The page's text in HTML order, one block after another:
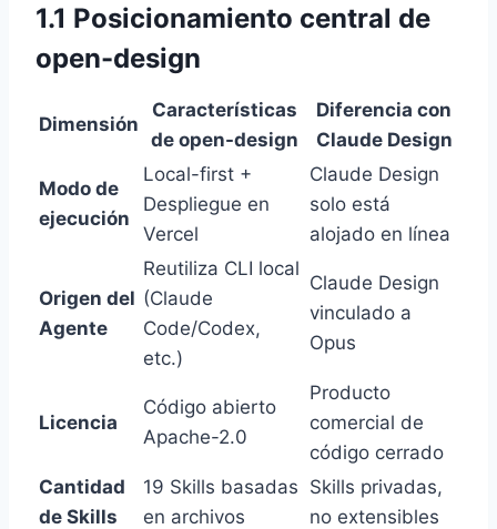
1.1 Posicionamiento central de
open-design
Dimensión
Características
de open-design
Diferencia con
Claude Design
Modo de
ejecución
Local-first +
Despliegue en
Vercel
Claude Design
solo está
alojado en línea
Origen del
Agente
Reutiliza CLI local
(Claude
Code/Codex,
etc.)
Claude Design
vinculado a
Opus
Licencia
Código abierto
Apache-2.0
Producto
comercial de
código cerrado
Cantidad
de Skills
19 Skills basadas
en archivos
Skills privadas,
no extensibles